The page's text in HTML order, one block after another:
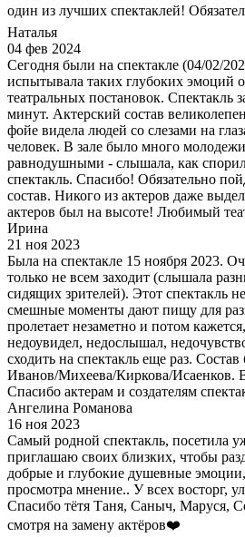
один из лучших спектаклей!
Наталья
04 фев 2024
Сегодня были на спектакле (04/02/
испытывала таких глубоких эмоций
театральных постановок. Спектакль
минут. Актерский состав
фойе видела людей со слезами на
человек. В зале было много
равнодушными - слышала, как
спектакль. Спасибо! Обязательно
состав. Никого из актеров даже
актеров был на высоте! Любимый
Ирина
21 ноя 2023
Была на спектакле 15 ноября 2023.
только не всем заходит (слышала
сидящих зрителей). Этот спектакль
смешные моменты дают пищу для
пролетает незаметно и потом
недоувидел, недослышал,
сходить на спектакль еще раз.
Иванов/Михеева/Киркова/Исаенков.
Спасибо актерам и создателям
Ангелина Романова
16 ноя 2023
Самый родной спектакль, посетила
приглашаю своих близких, чтобы
добрые и глубокие душевные
просмотра мнение.. У всех восторг,
Спасибо тётя Таня, Саныч, Маруся,
смотря на замену актёров❤️